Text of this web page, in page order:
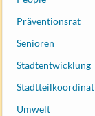
Präventionsrat
Senioren
Stadtentwicklung
Umwelt